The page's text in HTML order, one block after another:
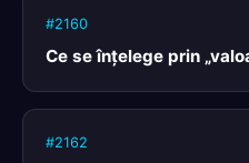
#2160
Ce se înţelege prin
#2162